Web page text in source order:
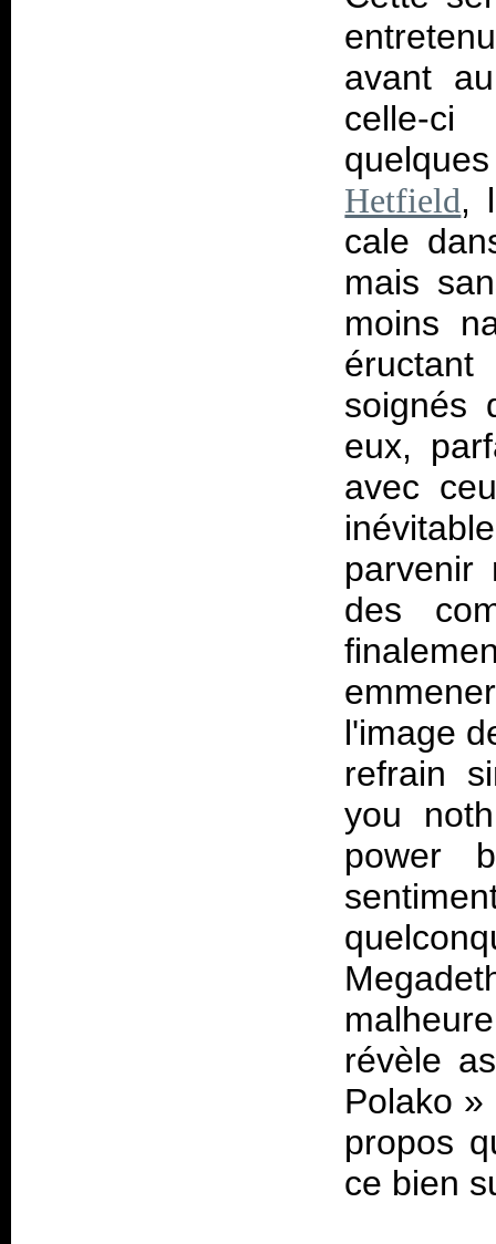
avant
celle-ci
Hetfield,
cale
mais
moins
soignés
eux,
avec
parvenir
des
l'image
refrain
you
power
révèle
Polako »
propos
ce bien